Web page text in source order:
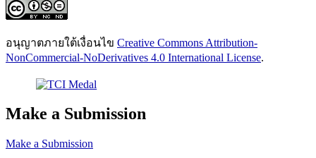
อนุญาตภายใต้เงื่อนไข Creative Commons Attribution-
NonCommercial-NoDerivatives 4.0 International License.
Make a Submission
Make a Submission